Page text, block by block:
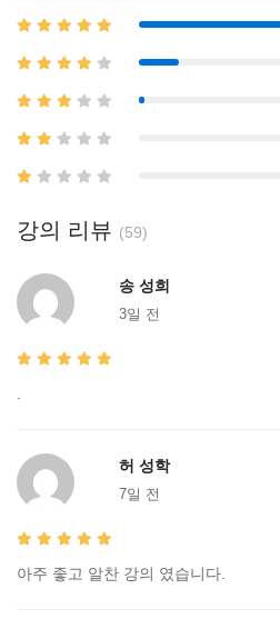
강의 리뷰 (59)
송 성희
3일 전
허 성학
7일 전
아주 좋고 알찬 강의 였습니다.